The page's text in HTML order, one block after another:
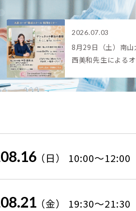
2026.07.03
8月29日（土）南山
西美和先生による
― 今・ここ、気づき
08.16（日） 10:00～12:00
08.21（金） 19:30～21:30